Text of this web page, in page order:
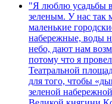
"Я люблю усадьбы
зеленым. У нас так
маленькие
набережные, воды
небо, дают нам
потому что я
Театральной
для того, чтобы
зеленой